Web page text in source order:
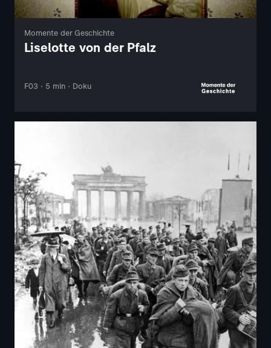
Momente der Geschichte
Liselotte von der Pfalz
F03 · 5 min · Doku